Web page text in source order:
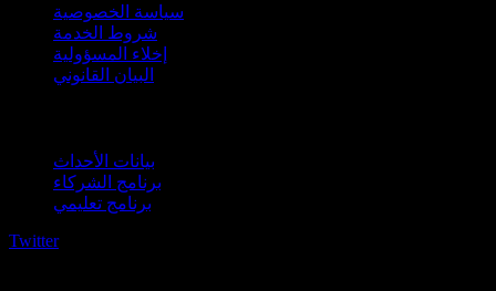
سياسة الخصوصية
شروط الخدمة
إخلاء المسؤولية
البيان القانوني
بيانات الأحداث
برنامج الشركاء
برنامج تعليمي
Twitter